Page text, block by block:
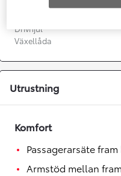
Växellåda
Drivhjul
Växellåda
Utrustning
Komfort
Passagerarsäte
Armstöd mellan